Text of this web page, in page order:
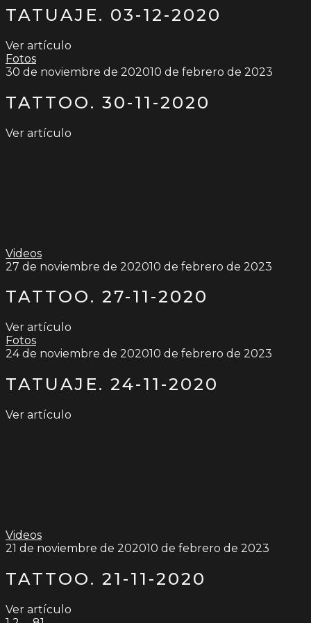
TATUAJE. 03-12-2020
Ver artículo
Fotos
30 de noviembre de 202010 de febrero de 2023
TATTOO. 30-11-2020
Ver artículo
Videos
27 de noviembre de 202010 de febrero de 2023
TATTOO. 27-11-2020
Ver artículo
Fotos
24 de noviembre de 202010 de febrero de 2023
TATUAJE. 24-11-2020
Ver artículo
Videos
21 de noviembre de 202010 de febrero de 2023
TATTOO. 21-11-2020
Ver artículo